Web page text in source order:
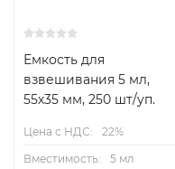
Емкость для
взвешивания 5 мл,
55х35 мм, 250 шт/уп.
Цена с НДС:
22%
Вместимость:
5 мл